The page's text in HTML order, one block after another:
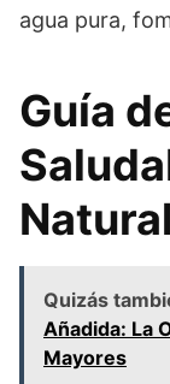
agua pura,
Guía
Quizás
Añadida: La
Mayores